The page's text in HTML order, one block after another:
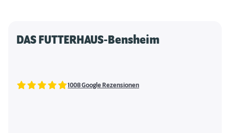
DAS FUTTERHAUS-Bensheim
1008 Google Rezensionen